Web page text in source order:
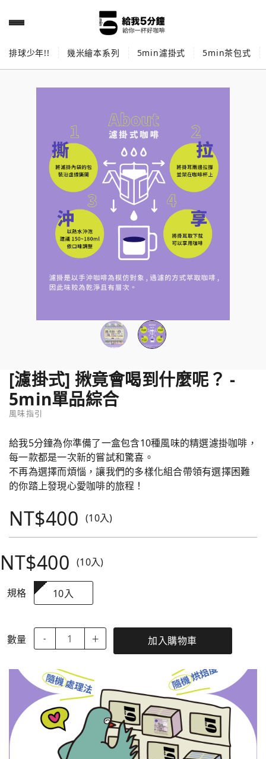
排球少年!! 幾米繪本系列 5min濾掛式 5min茶包式
[濾掛式] 揪竟會喝到什麼呢？ -
5min單品綜合
風味指引
給我5分鐘為你準備了一盒包含10種風味的精選濾掛咖啡，
每一款都是一次新的嘗試和驚喜。
不再為選擇而煩惱，讓我們的多樣化組合帶領有選擇困難
的你踏上發現心愛咖啡的旅程！
NT$400 (10入)
NT$400 (10入)
規格 10入
數量 - ＋ 加入購物車